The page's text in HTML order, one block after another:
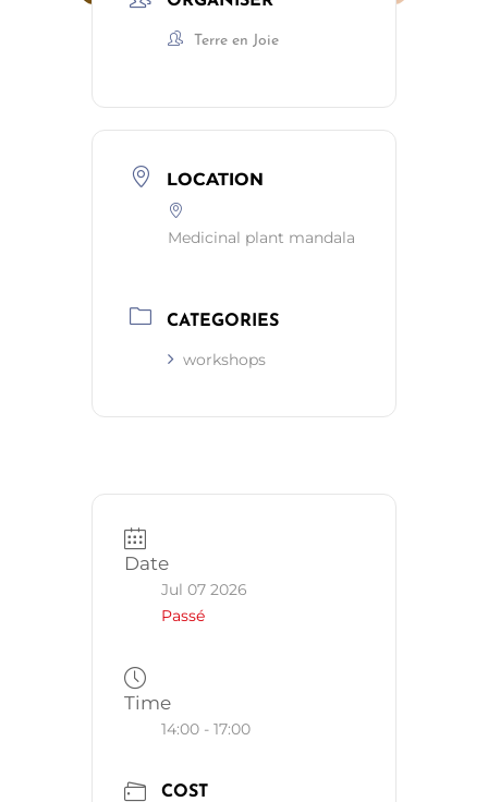
Terre en Joie
LOCATION
Medicinal plant mandala
CATEGORIES
workshops
Date
Jul 07 2026
Passé
Time
14:00 - 17:00
COST